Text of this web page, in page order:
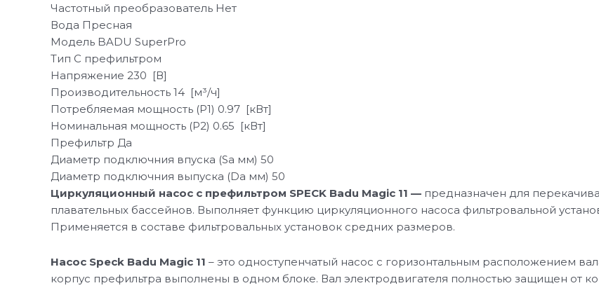
Частотный преобразователь Нет
Вода Пресная
Модель BADU SuperPro
Тип С префильтром
Напряжение 230 [В]
Производительность 14 [м³/ч]
Потребляемая мощность (P1) 0.97 [кВт]
Номинальная мощность (P2) 0.65 [кВт]
Префильтр Да
Диаметр подключния впуска (Sa мм) 50
Диаметр подключния выпуска (Da мм) 50
Циркуляционный насос с префильтром SPECK Badu Magic 11 — предназначен для
плавательных бассейнов. Выполняет функцию циркуляционного насоса фильтровальной
Применяется в составе фильтровальных установок средних размеров.
Насос Speck Badu Magic 11 – это одноступенчатый насос с горизонтальным расположением
корпус префильтра выполнены в одном блоке. Вал электродвигателя полностью защищен от